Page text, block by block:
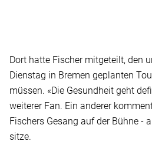
Dort hatte Fischer mitgeteilt, den
Dienstag in Bremen geplanten
müssen. «Die Gesundheit geht
weiterer Fan. Ein anderer
Fischers Gesang auf der Bühne -
sitze.